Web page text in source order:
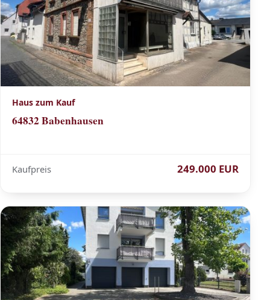
Haus zum Kauf
64832 Babenhausen
Kaufpreis 249.000 EUR